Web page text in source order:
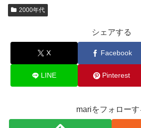
2000年代
シェアする
X Facebook
LINE Pinterest
mariをフォローす